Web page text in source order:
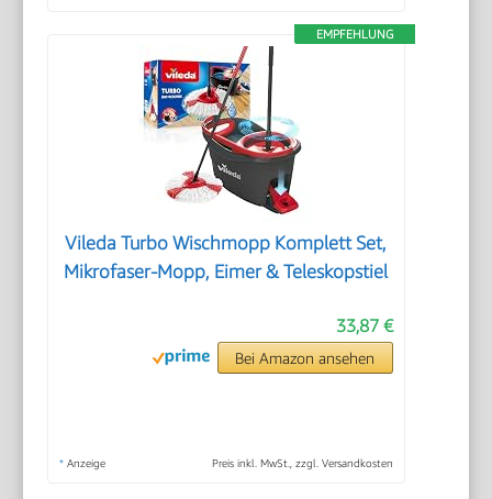
EMPFEHLUNG
Vileda Turbo Wischmopp Komplett Set,
Mikrofaser-Mopp, Eimer & Teleskopstiel
33,87 €
Bei Amazon ansehen
* Anzeige Preis inkl. MwSt., zzgl. Versandkosten